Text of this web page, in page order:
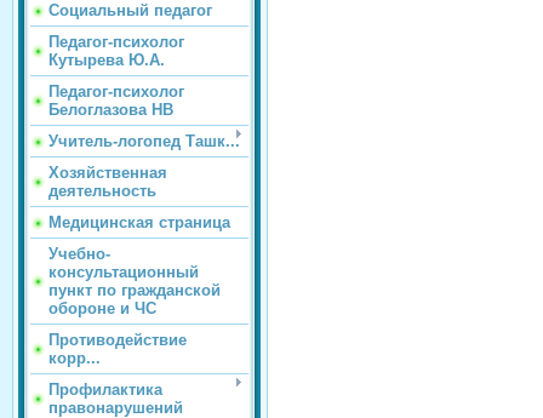
Социальный педагог
Педагог-психолог
Кутырева Ю.А.
Педагог-психолог
Белоглазова НВ
Учитель-логопед Ташк...
Хозяйственная
деятельность
Медицинская страница
Учебно-
консультационный
пункт по гражданской
обороне и ЧС
Противодействие
корр...
Профилактика
правонарушений